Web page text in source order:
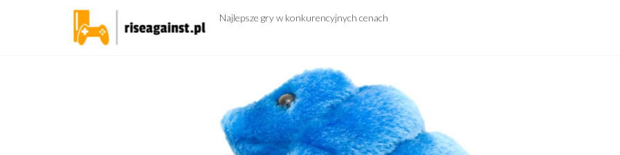
Najlepsze gry w konkurencyjnych cenach